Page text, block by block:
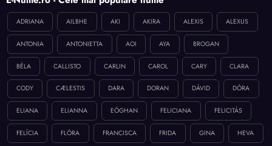
ADRIANA AILBHE AKI AKIRA ALEXIS ALEXUS
ANTONIA ANTONIETTA AOI AYA BROGAN
BÉLA CALLISTO CARLIN CAROL CARY CLARA
CODY CÆLESTIS DARA DORAN DÁVID DÓRA
ELIANA ELIANNA EÓGHAN FELICIANA FELICITÁS
FELÍCIA FLÓRA FRANCISCA FRIDA GINA HEVA